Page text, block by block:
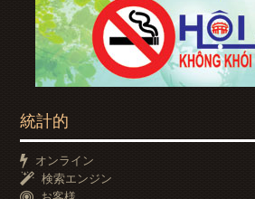
統計的
オンライン
検索エンジン